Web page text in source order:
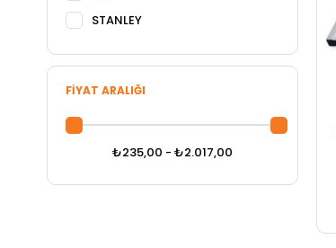
STANLEY
FIYAT ARALIĞI
₺235,00 - ₺2.017,00